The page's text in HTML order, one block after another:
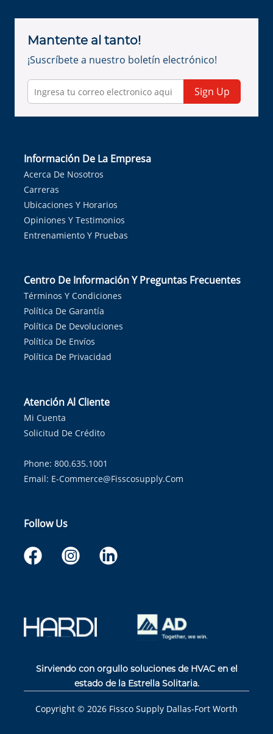
Mantente al tanto!
¡Suscríbete a nuestro boletín electrónico!
Sign Up
Información De La Empresa
Acerca De Nosotros
Carreras
Ubicaciones Y Horarios
Opiniones Y Testimonios
Entrenamiento Y Pruebas
Centro De Información Y Preguntas Frecuentes
Términos Y Condiciones
Política De Garantía
Política De Devoluciones
Política De Envíos
Política De Privacidad
Atención Al Cliente
Mi Cuenta
Solicitud De Crédito
Phone: 800.635.1001
Email: E-Commerce@fisscosupply.com
Follow Us
Sirviendo con orgullo soluciones de HVAC en el
estado de la Estrella Solitaria.
Copyright © 2026 Fissco Supply Dallas-Fort Worth